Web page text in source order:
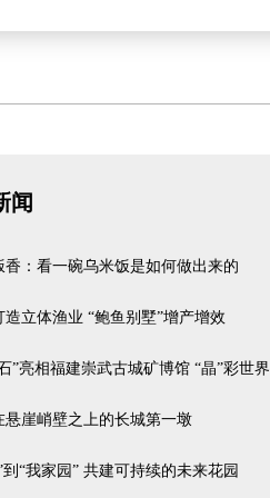
闻
香：看一碗乌米饭是如何做出来的
造立体渔业 “鲍鱼别墅”增产增效
”亮相福建崇武古城矿博馆 “晶”彩世
悬崖峭壁之上的长城第一墩
到“我家园” 共建可持续的未来花园